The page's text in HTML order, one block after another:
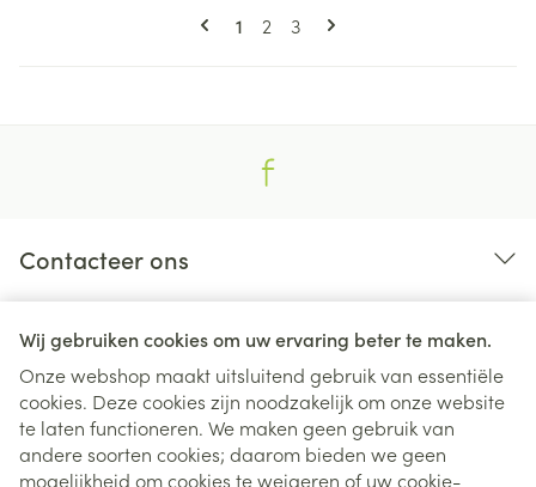
Wij gebruiken cookies om uw ervaring beter te maken.
Onze webshop maakt uitsluitend gebruik van essentiële
cookies. Deze cookies zijn noodzakelijk om onze website
te laten functioneren. We maken geen gebruik van
andere soorten cookies; daarom bieden we geen
mogelijkheid om cookies te weigeren of uw cookie-
Pagina's
U lees momenteel pagina
1 Pagina
2 Pagina
3
Contacteer ons